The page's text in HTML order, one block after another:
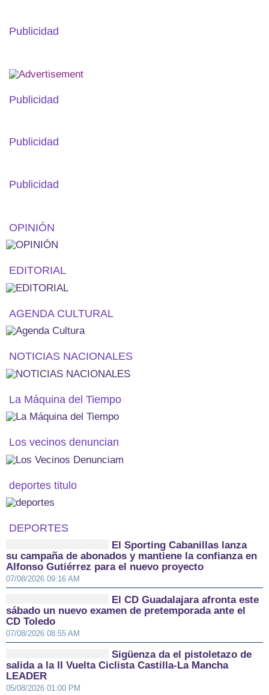
Publicidad
Publicidad
Publicidad
Publicidad
OPINIÓN
EDITORIAL
AGENDA CULTURAL
NOTICIAS NACIONALES
La Máquina del Tiempo
Los vecinos denuncian
deportes titulo
DEPORTES
El Sporting Cabanillas lanza
su campaña de abonados y mantiene la confianza en
Alfonso Gutiérrez para el nuevo proyecto
07/08/2026 09:16 AM
El CD Guadalajara afronta este
sábado un nuevo examen de pretemporada ante el
CD Toledo
07/08/2026 08:55 AM
Sigüenza da el pistoletazo de
salida a la II Vuelta Ciclista Castilla-La Mancha
LEADER
05/08/2026 01:00 PM